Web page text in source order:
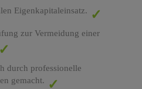
Eigenkapitaleinsatz.
zur Vermeidung einer
durch professionelle
gemacht.